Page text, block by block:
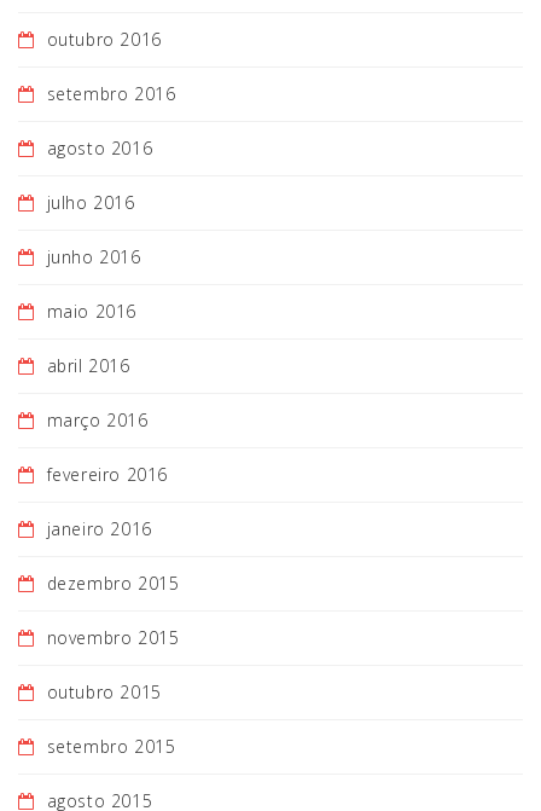
outubro 2016
setembro 2016
agosto 2016
julho 2016
junho 2016
maio 2016
abril 2016
março 2016
fevereiro 2016
janeiro 2016
dezembro 2015
novembro 2015
outubro 2015
setembro 2015
agosto 2015